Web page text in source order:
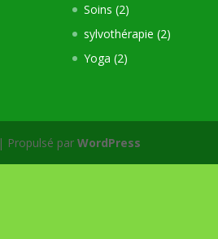
Soins (2)
sylvothérapie (2)
Yoga (2)
| Propulsé parWordPress